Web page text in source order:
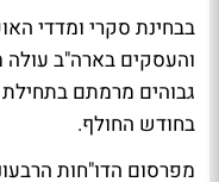
בבחינת סקרי ומדדי
והעסקים בארה"ב
גבוהים מרמתם
בחודש החולף.
מפרסום הדו"חות